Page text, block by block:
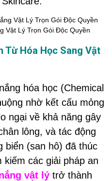
Vật Lý Trọn Gói Độc Quyền
Từ Hóa Học Sang Vật
hóa học (Chemical
nhờ kết cấu mỏng
ngại về khả năng gây
lông, và tác động
biển (san hô) đã thúc
các giải pháp an
vật lý trở thành